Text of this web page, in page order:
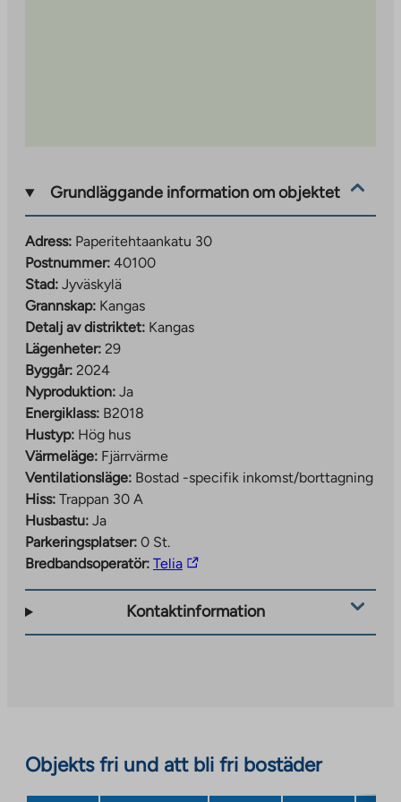
Grundläggande information om objektet
Adress: Paperitehtaankatu 30
Postnummer: 40100
Stad: Jyväskylä
Grannskap: Kangas
Detalj av distriktet: Kangas
Lägenheter: 29
Byggår: 2024
Nyproduktion: Ja
Energiklass: B2018
Hustyp: Hög hus
Värmeläge: Fjärrvärme
Ventilationsläge: Bostad -specifik inkomst/borttagning
Hiss: Trappan 30 A
Husbastu: Ja
Parkeringsplatser: 0 St.
Bredbandsoperatör: TeliaThe
takes
opens
in
Kontaktinformation
Objekts fri und att bli fri bostäder